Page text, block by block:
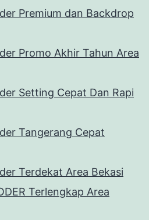
Premium dan Backdrop
Promo Akhir Tahun Area
Setting Cepat Dan Rapi
Tangerang Cepat
Terdekat Area Bekasi
Terlengkap Area